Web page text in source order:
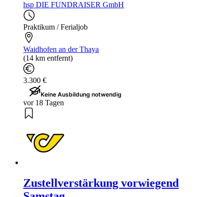
hsp DIE FUNDRAISER GmbH
Praktikum / Ferialjob
Waidhofen an der Thaya
(14 km entfernt)
3.300 €
Keine Ausbildung notwendig
vor 18 Tagen
Zustellverstärkung vorwiegend